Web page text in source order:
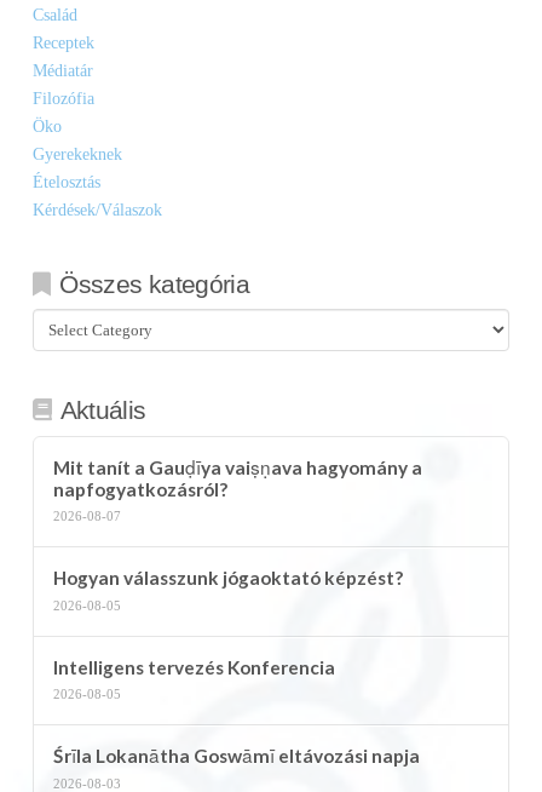
Család
Receptek
Médiatár
Filozófia
Öko
Gyerekeknek
Ételosztás
Kérdések/Válaszok
Összes kategória
Összes
kategória
Aktuális
Mit tanít a Gauḍīya vaiṣṇava hagyomány a
napfogyatkozásról?
2026-08-07
Hogyan válasszunk jógaoktató képzést?
2026-08-05
Intelligens tervezés Konferencia
2026-08-05
Śrīla Lokanātha Goswāmī eltávozási napja
2026-08-03